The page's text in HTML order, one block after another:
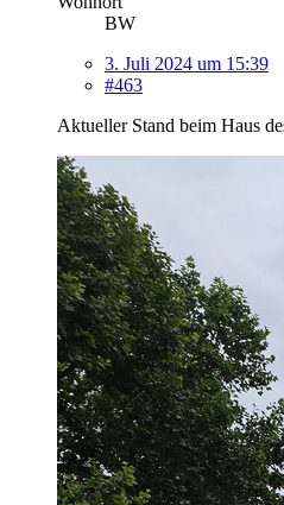
BW
3. Juli 2024 um 15:39
#463
Aktueller Stand beim Haus